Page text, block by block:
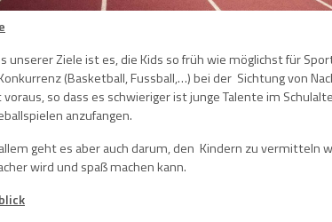
unserer Ziele ist es, die Kids so früh wie möglichst für
(Basketball, Fussball,…) bei der Sichtung von
so dass es schwieriger ist junge Talente im
anzufangen.
geht es aber auch darum, den Kindern zu vermitteln
wird und spaß machen kann.